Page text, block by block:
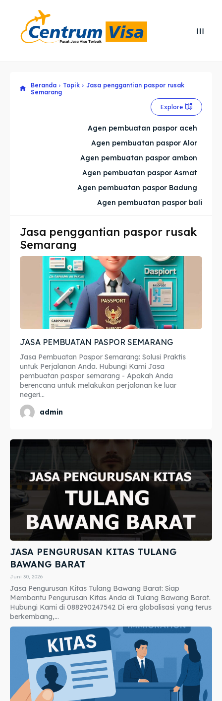
Explore our destinations
Imta
Legalisir
Apostille
Penerjemah
Asuransi
Explore our destinations
Imta
Legalisir
Apostille
Penerjemah
Asuransi
Beranda Topik
Jasa penggantian paspor rusak
Semarang
Explore
Agen pembuatan paspor aceh
Agen pembuatan paspor Alor
Agen pembuatan paspor ambon
Agen pembuatan paspor Asmat
Agen pembuatan paspor Badung
Agen pembuatan paspor bali
Jasa penggantian paspor rusak
Semarang
JASA PEMBUATAN PASPOR SEMARANG
Jasa Pembuatan Paspor Semarang: Solusi Praktis
untuk Perjalanan Anda. Hubungi Kami Jasa
pembuatan paspor semarang - Apakah Anda
berencana untuk melakukan perjalanan ke luar
negeri...
admin
JASA PENGURUSAN KITAS TULANG
BAWANG BARAT
Juni 30, 2026
Jasa Pengurusan Kitas Tulang Bawang Barat: Siap
Membantu Pengurusan Kitas Anda di Tulang Bawang Barat.
Hubungi Kami di 088290247542 Di era globalisasi yang terus
berkembang,...